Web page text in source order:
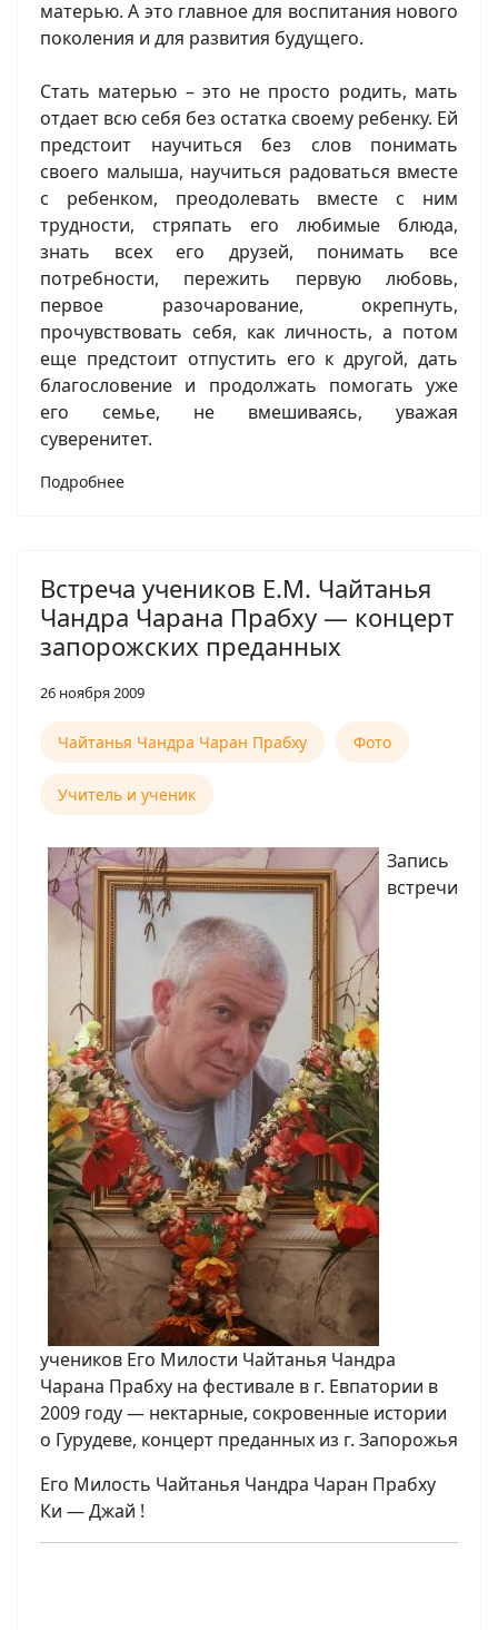
матерью. А это главное для воспитания нового
поколения и для развития будущего.
Стать матерью – это не просто родить, мать
отдает всю себя без остатка своему ребенку. Ей
предстоит научиться без слов понимать
своего малыша, научиться радоваться вместе
с ребенком, преодолевать вместе с ним
трудности, стряпать его любимые блюда,
знать всех его друзей, понимать все
потребности, пережить первую любовь,
первое разочарование, окрепнуть,
прочувствовать себя, как личность, а потом
еще предстоит отпустить его к другой, дать
благословение и продолжать помогать уже
его семье, не вмешиваясь, уважая
суверенитет.
Подробнее
Встреча учеников Е.М. Чайтанья
Чандра Чарана Прабху — концерт
запорожских преданных
26 ноября 2009
Чайтанья Чандра Чаран Прабху Фото
Учитель и ученик
Запись
встречи
учеников Его Милости Чайтанья Чандра
Чарана Прабху на фестивале в г. Евпатории в
2009 году — нектарные, сокровенные истории
о Гурудеве, концерт преданных из г. Запорожья
Его Милость Чайтанья Чандра Чаран Прабху
Ки — Джай !